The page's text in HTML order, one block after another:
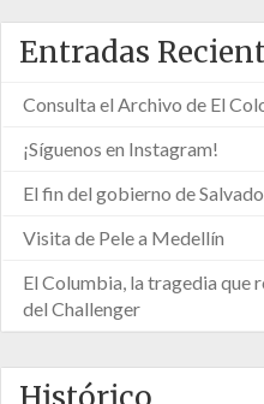
Entradas
Consulta el Archivo de El
¡Síguenos en Instagram!
El fin del gobierno de
Visita de Pele a Medellín
El Columbia, la tragedia que
del Challenger